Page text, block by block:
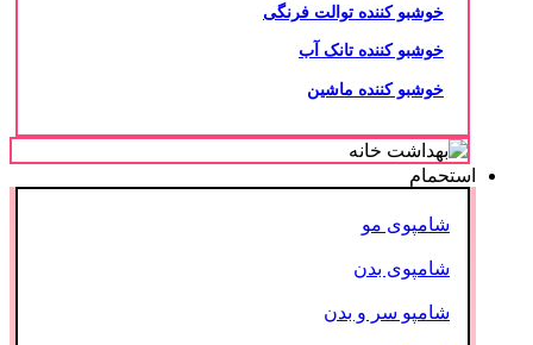
خوشبو کننده توالت فرنگی
خوشبو کننده تانک آب
خوشبو کننده ماشین
استحمام
شامپوی مو
شامپوی بدن
شامپو سر و بدن